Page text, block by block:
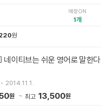
매장ON
1
원
네이티브는 쉬운 영어로 말한다
2014.11.1.
원 최고 13,500원